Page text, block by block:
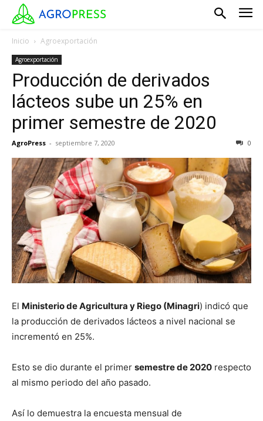
Inicio Agroexportación
Agroexportación
Producción de derivados
lácteos sube un 25% en
primer semestre de 2020
AgroPress - septiembre 7, 2020 0
El Ministerio de Agricultura y Riego (Minagri) indicó que
la producción de derivados lácteos a nivel nacional se
incrementó en 25%.
Esto se dio durante el primer semestre de 2020 respecto
al mismo periodo del año pasado.
Así lo demuestra la encuesta mensual de